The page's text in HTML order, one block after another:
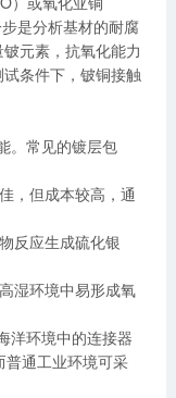
是分析基材的耐腐
元素，抗氧化能力
条件下，铍铜接触
。常见的镀层包
，但成本较高，通
反应生成硫化银
湿环境中易形成氧
洋环境中的连接器
通工业环境可采